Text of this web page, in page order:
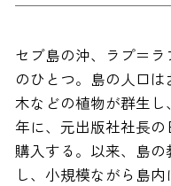
セブ島の沖、ラプ＝
のひとつ。島の人口
木などの植物が群生し
年に、元出版社社長
購入する。以来、島
し、小規模ながら島